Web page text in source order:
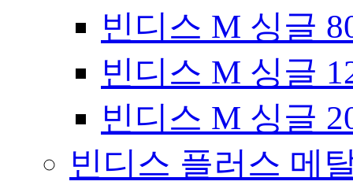
빈디스 M 싱글
빈디스 M 싱글
빈디스 M 싱글
빈디스 플러스 메